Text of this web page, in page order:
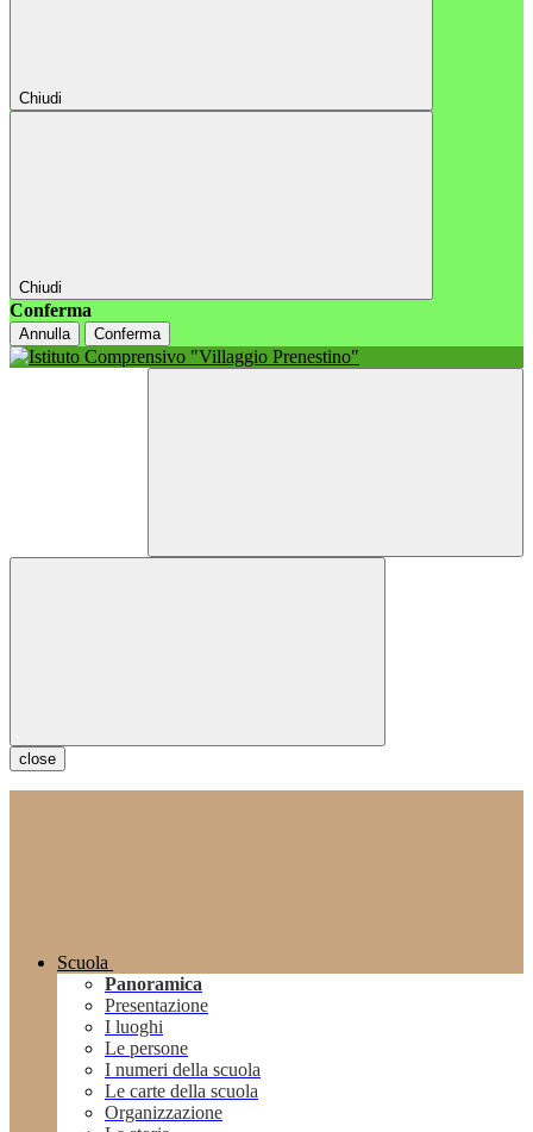
Chiudi
Chiudi
Conferma
Annulla Conferma
close
Scuola
Panoramica
Presentazione
I luoghi
Le persone
I numeri della scuola
Le carte della scuola
Organizzazione